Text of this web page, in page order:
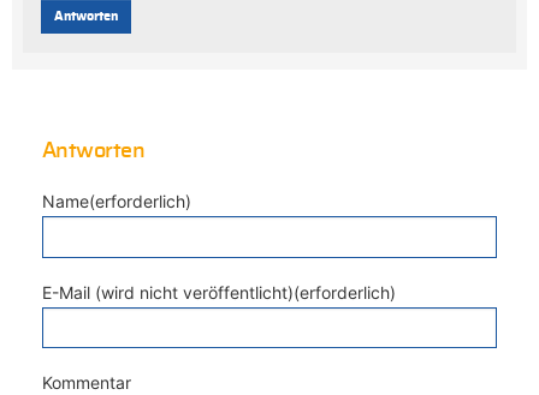
Antworten
Antworten
Name(erforderlich)
E-Mail (wird nicht veröffentlicht)(erforderlich)
Kommentar